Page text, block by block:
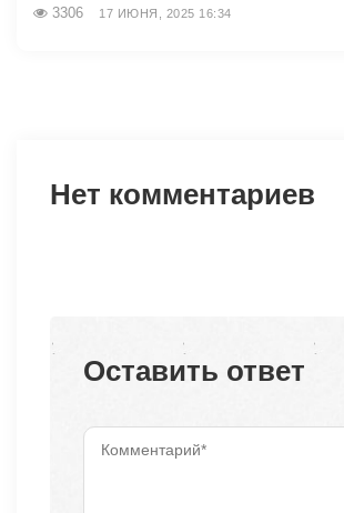
3306 17 ИЮНЯ, 2025 16:34
Нет комментариев
Оставить ответ